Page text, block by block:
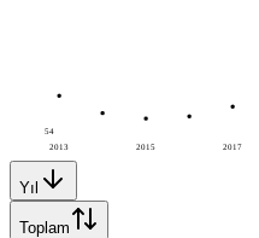
2013 2015 2017
54
Yıl
Toplam